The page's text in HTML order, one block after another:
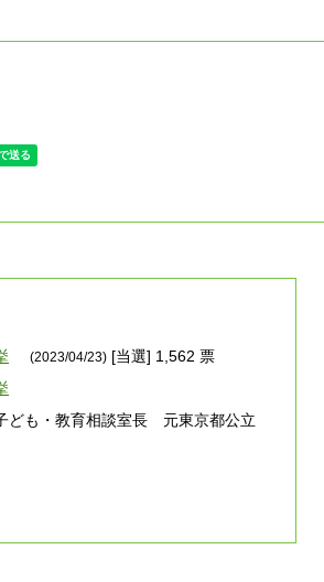
(2023/04/23) [当選] 1,562 票
ども・教育相談室長 元東京都公立